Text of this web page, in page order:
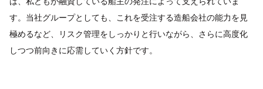
す。当社グループとしても、これを受注する造船会社の能力を見
極めるなど、リスク管理をしっかりと行いながら、さらに高度化
しつつ前向きに応需していく方針です。